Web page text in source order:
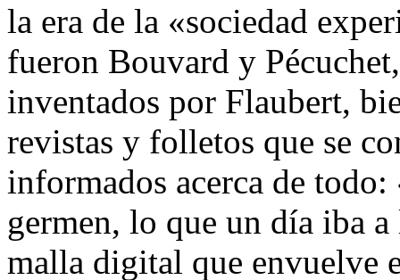
la era de la «sociedad
fueron Bouvard y
inventados por Flaubert,
revistas y folletos que se
informados acerca de
germen, lo que un día iba
malla digital que envuelve